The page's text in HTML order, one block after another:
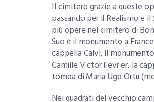
Il cimitero grazie a queste
passando per il Realismo e
più opere nel cimitero di
Suo è il monumento a
cappella Calvi, il
Camille Victor Fevrier, la
tomba di Maria Ugo Ortu
Nei quadrati del vecchio